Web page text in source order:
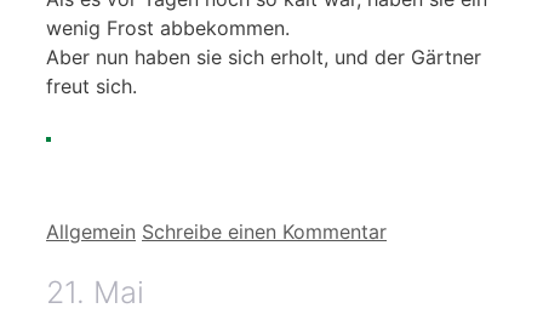
wenig Frost abbekommen.
Aber nun haben sie sich erholt, und der Gärtner
freut sich.
Kategorien
Allgemein Schreibe einen Kommentar
21. Mai